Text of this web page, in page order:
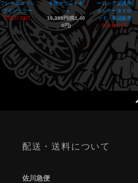
フレームスリッ
プインカラー
SOLD OUT
キ化マウントキ
ット
15,399円(税1,40
0円)
ーロック交換用
インナータイロ
ッド - 単品販売
SOLD OUT
配送・送料について
佐川急便